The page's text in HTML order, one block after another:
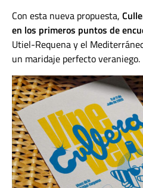
Con esta nueva propuesta,
en los primeros puntos de
Utiel-Requena y el
un maridaje perfecto veraniego.